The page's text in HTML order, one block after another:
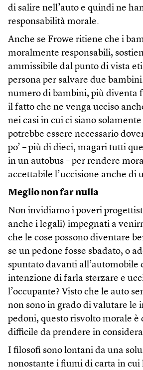
di salire nell’auto e quindi ne
responsabilità morale.
Anche se Frowe ritiene che i
moralmente responsabili,
ammissibile dal punto di vista
persona per salvare due
numero di bambini, più diventa
il fatto che ne venga ucciso
nei casi in cui ci siano
potrebbe essere necessario
po’ – più di dieci, magari tutti
in un autobus – per rendere
accettabile l’uccisione anche di
Meglio non far nulla
Non invidiamo i poveri
anche i legali) impegnati a
che le cose possono diventare
se un pedone fosse sbadato, o
spuntato davanti all’automobile
intenzione di farla sterzare e
l’occupante? Visto che le auto
non sono in grado di valutare le
pedoni, questo risvolto morale è
difficile da prendere in
I filosofi sono lontani da una
nonostante i fiumi di carta in cui